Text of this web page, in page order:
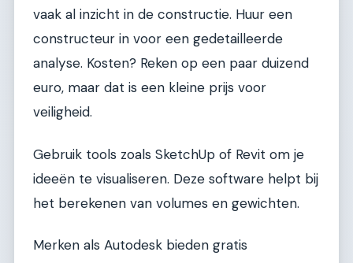
vaak al inzicht in de constructie. Huur een
constructeur in voor een gedetailleerde
analyse. Kosten? Reken op een paar duizend
euro, maar dat is een kleine prijs voor
veiligheid.
Gebruik tools zoals SketchUp of Revit om je
ideeën te visualiseren. Deze software helpt bij
het berekenen van volumes en gewichten.
Merken als Autodesk bieden gratis